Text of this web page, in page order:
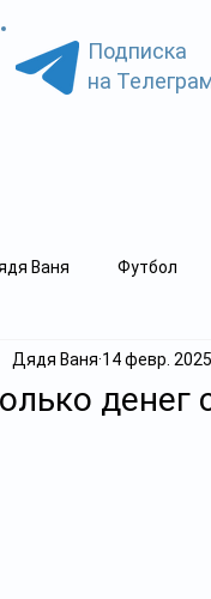
Подписка
на
Ваня Футбол
денег
Дядя Ваня 14 февр. 2025